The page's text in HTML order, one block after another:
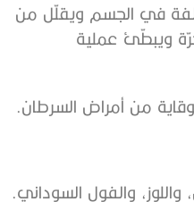
في الجسم ويقلّل من
ويبطّئ عملية
من أمراض السرطان.
واللوز، والفول السوداني.